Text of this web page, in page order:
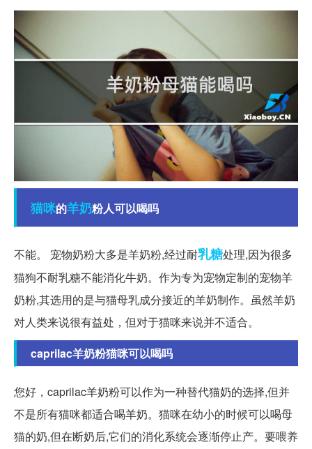
猫咪的羊奶粉人可以喝吗
不能。 宠物奶粉大多是羊奶粉,经过耐乳糖处理,因为很多
猫狗不耐乳糖不能消化牛奶。作为专为宠物定制的宠物羊
奶粉,其选用的是与猫母乳成分接近的羊奶制作。虽然羊奶
对人类来说很有益处，但对于猫咪来说并不适合。
caprilac羊奶粉猫咪可以喝吗
您好，caprilac羊奶粉可以作为一种替代猫奶的选择,但并
不是所有猫咪都适合喝羊奶。猫咪在幼小的时候可以喝母
猫的奶,但在断奶后,它们的消化系统会逐渐停止产。要喂养